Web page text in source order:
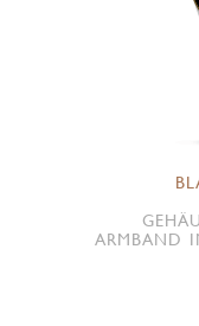
ARMBAND